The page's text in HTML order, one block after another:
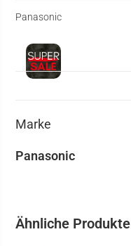
Panasonic
Marke
Panasonic
Ähnliche Produkte